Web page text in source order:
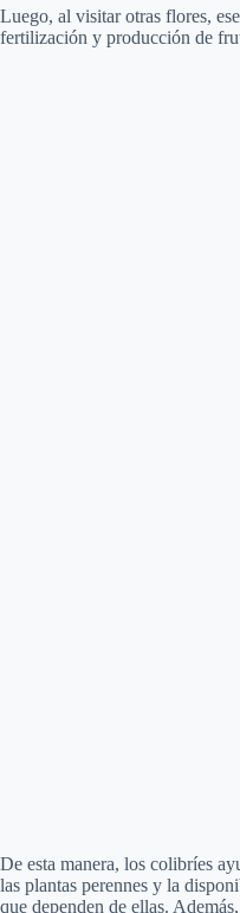
Luego, al visitar otras flores,
fertilización y producción de
De esta manera, los colibríes
las plantas perennes y la
que dependen de ellas.